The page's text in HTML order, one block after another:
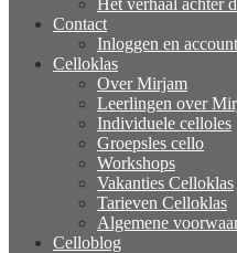
Het verhaal achter
Contact
Inloggen en account
Celloklas
Over Mirjam
Leerlingen over
Individuele celloles
Groepsles cello
Workshops
Vakanties Celloklas
Tarieven Celloklas
Algemene
Celloblog